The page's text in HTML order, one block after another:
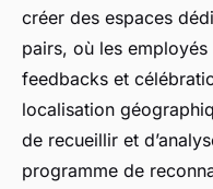
créer des espaces
pairs, où les
feedbacks et
localisation
de recueillir et
programme de